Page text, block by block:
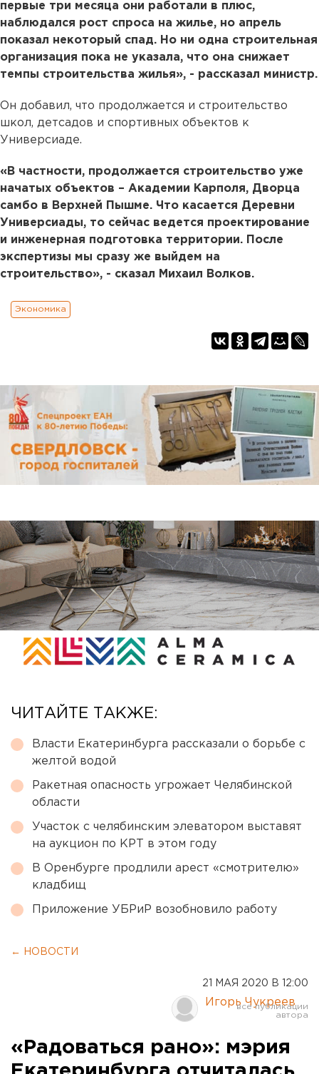
первые три месяца они работали в плюс,
наблюдался рост спроса на жилье, но апрель
показал некоторый спад. Но ни одна строительная
организация пока не указала, что она снижает
темпы строительства жилья», - рассказал министр.
Он добавил, что продолжается и строительство
школ, детсадов и спортивных объектов к
Универсиаде.
«В частности, продолжается строительство уже
начатых объектов – Академии Карполя, Дворца
самбо в Верхней Пышме. Что касается Деревни
Универсиады, то сейчас ведется проектирование
и инженерная подготовка территории. После
экспертизы мы сразу же выйдем на
строительство», - сказал Михаил Волков.
Экономика
ЧИТАЙТЕ ТАКЖЕ:
Власти Екатеринбурга рассказали о борьбе с
желтой водой
Ракетная опасность угрожает Челябинской
области
Участок с челябинским элеватором выставят
на аукцион по КРТ в этом году
В Оренбурге продлили арест «смотрителю»
кладбищ
Приложение УБРиР возобновило работу
← НОВОСТИ
21 МАЯ 2020 В 12:00
Игорь Чукреев
«Радоваться рано»: мэрия